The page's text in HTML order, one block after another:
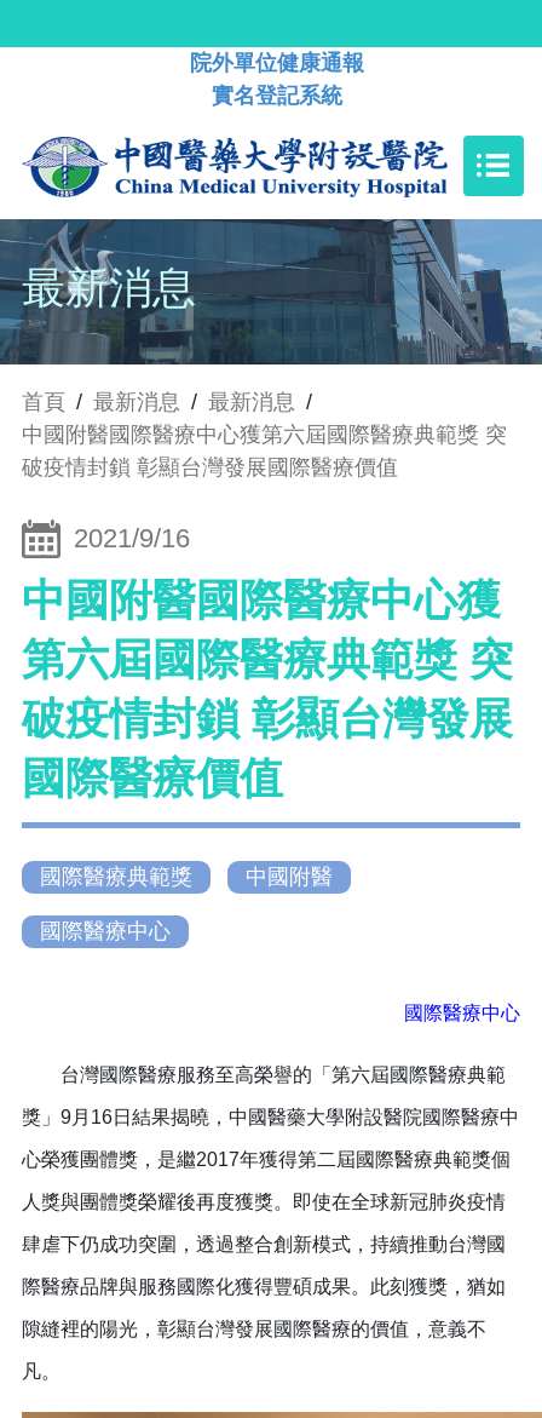
院外單位健康通報
實名登記系統
最新消息
首頁 / 最新消息 / 最新消息 /
中國附醫國際醫療中心獲第六屆國際醫療典範獎 突
破疫情封鎖 彰顯台灣發展國際醫療價值
2021/9/16
中國附醫國際醫療中心獲
第六屆國際醫療典範獎 突
破疫情封鎖 彰顯台灣發展
國際醫療價值
國際醫療典範獎 中國附醫
國際醫療中心
國際醫療中心
台灣國際醫療服務至高榮譽的「第六屆國際醫療典範
獎」9月16日結果揭曉，中國醫藥大學附設醫院國際醫療中
心榮獲團體獎，是繼2017年獲得第二屆國際醫療典範獎個
人獎與團體獎榮耀後再度獲獎。即使在全球新冠肺炎疫情
肆虐下仍成功突圍，透過整合創新模式，持續推動台灣國
際醫療品牌與服務國際化獲得豐碩成果。此刻獲獎，猶如
隙縫裡的陽光，彰顯台灣發展國際醫療的價值，意義不
凡。